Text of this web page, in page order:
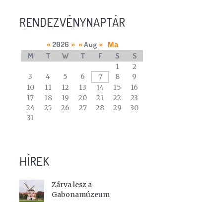
RENDEZVÉNYNAPTÁR
calendar
of
events
« 2026 » « Aug » Ma
M T W T F S S
1
2
3
4 5 6 7 8
9
10
11 12 13 14 15
16
17
18 19 20 21 22
23
24
25 26 27 28 29
30
31
HÍREK
Zárva lesz a
Gabonamúzeum